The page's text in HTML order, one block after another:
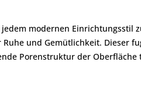
modernen
und Gemütlichkeit. Dieser
Porenstruktur der